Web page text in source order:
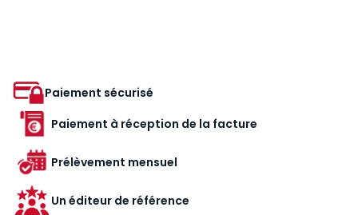
Paiement sécurisé
Paiement à réception de la facture
Prélèvement mensuel
Un éditeur de référence